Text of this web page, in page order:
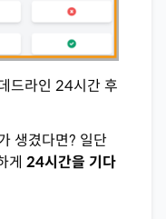
드라인 24시간 후
생겼다면? 일단
게 24시간을 기다